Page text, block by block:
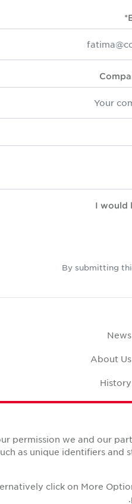
I would
By submitting
News
About Us
History
Case Studies
permission we and our
as unique identifiers
click on More